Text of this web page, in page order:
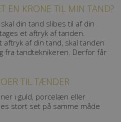
EN KRONE TIL MIN TAND?
din tand slibes til af din
et aftryk af tanden.
af din tand, skal tanden
fra tandteknikeren. Derfor får
TIL TÆNDER
i guld, porcelæn eller
stort set på samme måde